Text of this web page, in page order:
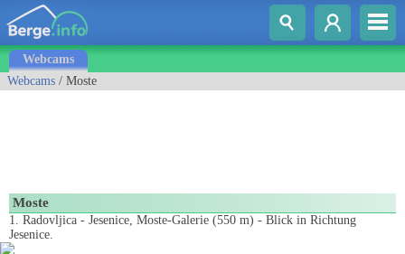
Webcams
Webcams / Moste
Moste
1. Radovljica - Jesenice, Moste-Galerie (550 m) - Blick in Richtung
Jesenice.